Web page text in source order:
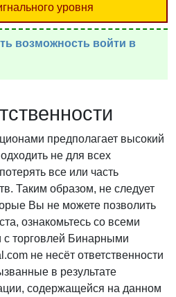
уровня
возможность войти в
предполагает высокий
не для всех
все или часть
Таким образом, не следует
Вы не можете позволить
ознакомьтесь со всеми
торговлей Бинарными
не несёт ответственности
в результате
содержащейся на данном